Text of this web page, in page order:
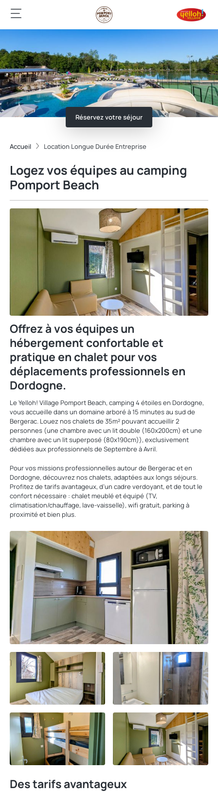
Réservez votre séjour
Accueil Location Longue Durée Entreprise
Logez vos équipes au camping
Pomport Beach
Offrez à vos équipes un
hébergement confortable et
pratique en chalet pour vos
déplacements professionnels en
Dordogne.
Le Yelloh! Village Pomport Beach, camping 4 étoiles en Dordogne,
vous accueille dans un domaine arboré à 15 minutes au sud de
Bergerac. Louez nos chalets de 35m² pouvant accueillir 2
personnes (une chambre avec un lit double (160x200cm) et une
chambre avec un lit superposé (80x190cm)), exclusivement
dédiées aux professionnels de Septembre à Avril.
Pour vos missions professionnelles autour de Bergerac et en
Dordogne, découvrez nos chalets, adaptées aux longs séjours.
Profitez de tarifs avantageux, d’un cadre verdoyant, et de tout le
confort nécessaire : chalet meublé et équipé (TV,
climatisation/chauffage, lave-vaisselle), wifi gratuit, parking à
proximité et bien plus.
Des tarifs avantageux